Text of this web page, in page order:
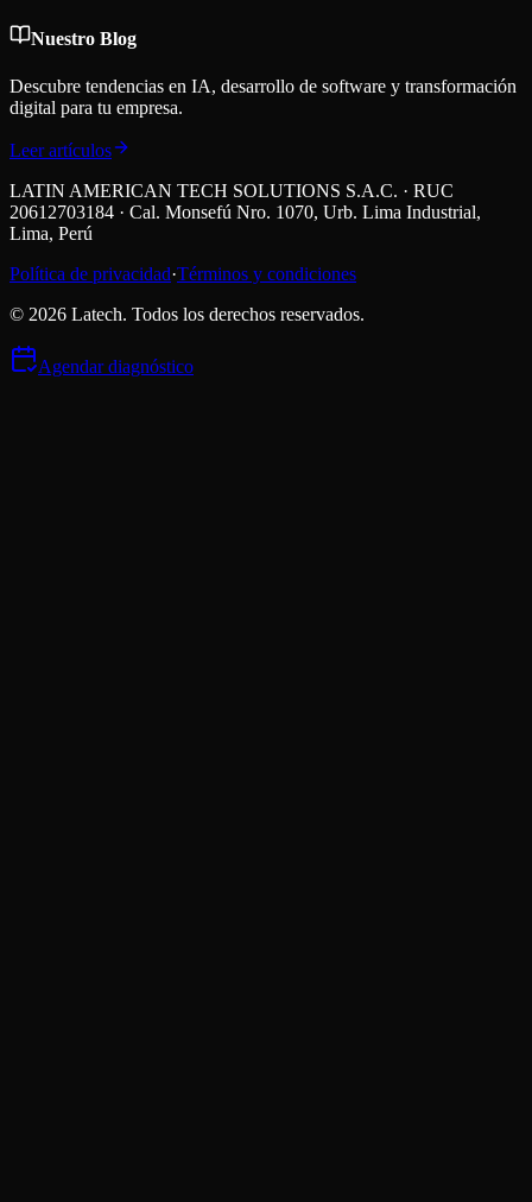
Nuestro Blog
Descubre tendencias en IA, desarrollo de software y transformación
digital para tu empresa.
Leer artículos
LATIN AMERICAN TECH SOLUTIONS S.A.C. · RUC
20612703184 · Cal. Monsefú Nro. 1070, Urb. Lima Industrial,
Lima, Perú
Política de privacidad·Términos y condiciones
© 2026 Latech. Todos los derechos reservados.
Agendar diagnóstico